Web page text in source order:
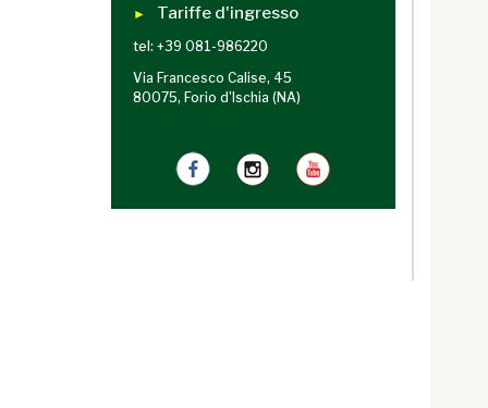
► Tariffe d'ingresso
tel: +39 081-986220
Via Francesco Calise, 45
80075, Forio d'Ischia (NA)